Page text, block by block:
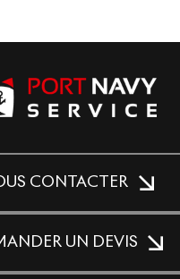
CONTACTER
UN DEVIS